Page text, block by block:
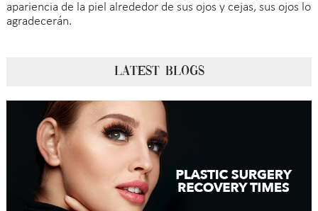
apariencia de la piel alrededor de sus ojos y cejas, sus ojos lo
agradecerán.
LATEST BLOGS